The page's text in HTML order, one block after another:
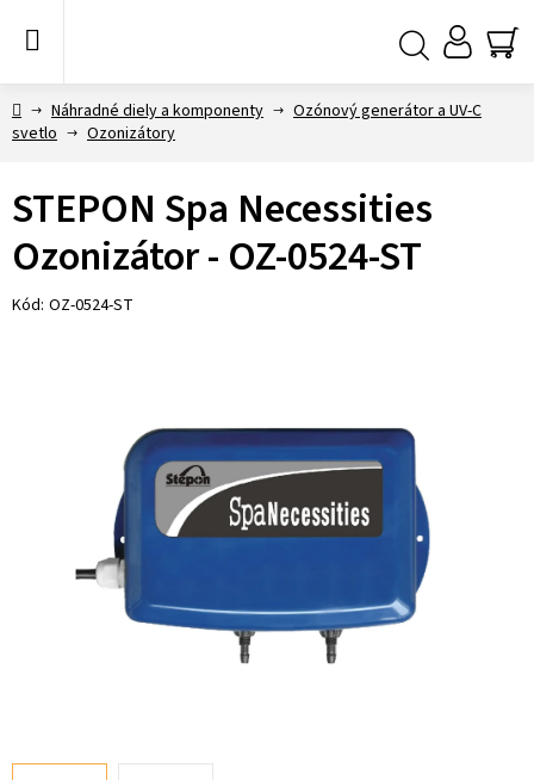
DomovNáhradné diely a komponenty
Ozónový generátor a UV-C
svetlo
Ozonizátory
STEPON Spa Necessities
Ozonizátor - OZ-0524-ST
Kód: OZ-0524-ST